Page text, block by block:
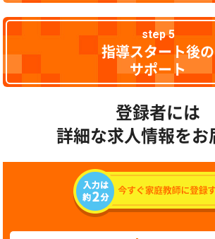
step 5
指導スタート後の
サポート
登録者には
詳細な求人情報をお